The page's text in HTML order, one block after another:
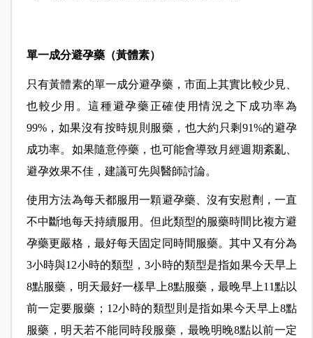
單一成分避孕藥（黃體素）
只有黃體素的單一成分避孕藥，市面上其實比較少見、
也較少用。這種避孕藥正確使用情況之下成功率為
99%，如果沒有按時規則服藥，也大約只剩91%的避孕
成功率。如果隨意停藥，也可能會導致月經週期紊亂、
避孕效果不佳，建議可先與醫師討論。
使用方法為每天都服用一顆避孕藥、沒有安慰劑，一直
不中斷地每天持續服用。但此類型的服藥時間比複方避
孕藥更嚴格，最好每天固定同時間服藥。其中又有分為
3小時與12小時的類型，3小時的類型是指如果今天早上
8點服藥，明天最好一樣早上8點服藥，最晚早上11點以
前一定要服藥；12小時的類型則是指如果今天早上8點
服藥，明天若不能同時段服藥，最晚明晚8點以前一定